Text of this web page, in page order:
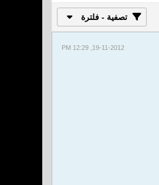
تصفية - فلترة
19-11-2012, 12:29 PM